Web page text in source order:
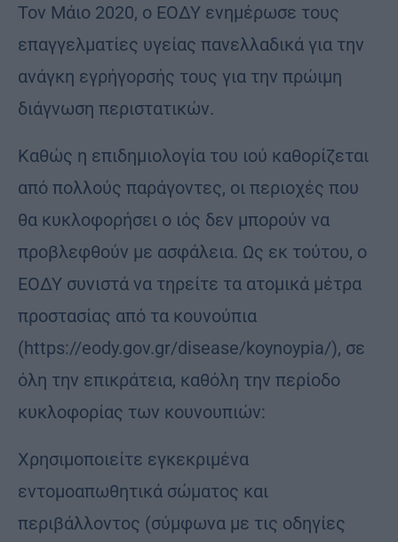
Τον Μάιο 2020, ο ΕΟΔΥ ενημέρωσε τους
επαγγελματίες υγείας πανελλαδικά για την
ανάγκη εγρήγορσής τους για την πρώιμη
διάγνωση περιστατικών.
Καθώς η επιδημιολογία του ιού καθορίζεται
από πολλούς παράγοντες, οι περιοχές που
θα κυκλοφορήσει ο ιός δεν μπορούν να
προβλεφθούν με ασφάλεια. Ως εκ τούτου, o
ΕΟΔΥ συνιστά να τηρείτε τα ατομικά μέτρα
προστασίας από τα κουνούπια
(https://eody.gov.gr/disease/koynoypia/), σε
όλη την επικράτεια, καθόλη την περίοδο
κυκλοφορίας των κουνουπιών:
Χρησιμοποιείτε εγκεκριμένα
εντομοαπωθητικά σώματος και
περιβάλλοντος (σύμφωνα με τις οδηγίες